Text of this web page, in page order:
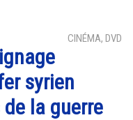
CINÉMA, DVD
syrien
la guerre